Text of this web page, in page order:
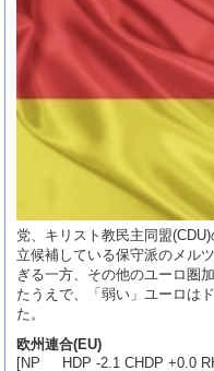
党、キリスト教民主同盟
立候補している保守派のメル
ぎる一方、その他のユーロ圏
たうえで、「弱い」ユーロは
た。
欧州連合(EU)
[NP HDP -2.1 CHDP +0.0